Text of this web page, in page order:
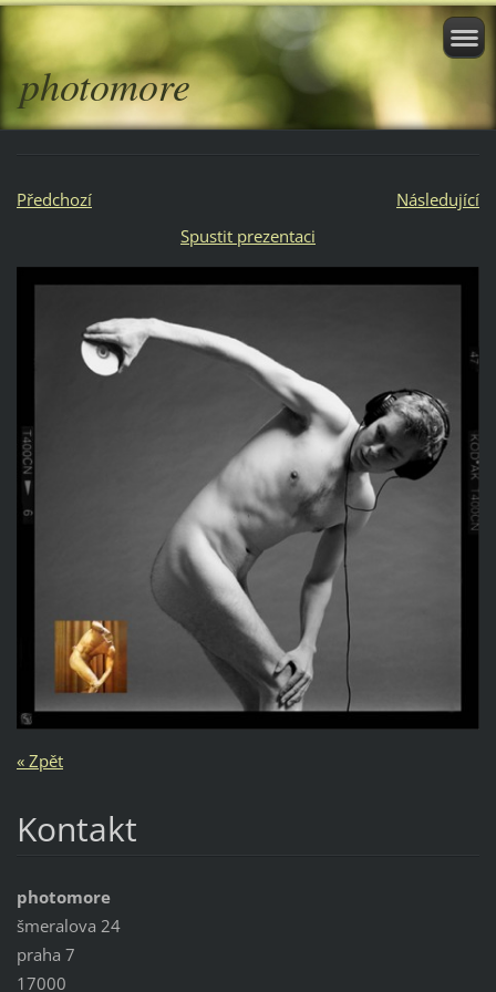
photomore
Předchozí
Následující
Spustit prezentaci
« Zpět
Kontakt
photomore
šmeralova 24
praha 7
17000